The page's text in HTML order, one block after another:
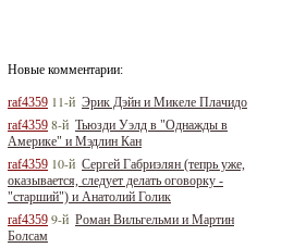
Новые комментарии:
raf4359 11-й Эрик Дэйн и Микеле Плачидо
raf4359 8-й Тьюзди Уэлд в "Однажды в
Америке" и Мэдлин Кан
raf4359 10-й Сергей Габриэлян (тепрь уже,
оказывается, следует делать оговорку -
"старший") и Анатолий Голик
raf4359 9-й Роман Вильгельми и Мартин
Болсам